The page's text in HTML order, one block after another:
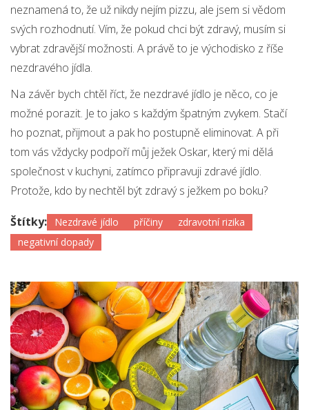
neznamená to, že už nikdy nejím pizzu, ale jsem si vědom
svých rozhodnutí. Vím, že pokud chci být zdravý, musím si
vybrat zdravější možnosti. A právě to je východisko z říše
nezdravého jídla.
Na závěr bych chtěl říct, že nezdravé jídlo je něco, co je
možné porazit. Je to jako s každým špatným zvykem. Stačí
ho poznat, přijmout a pak ho postupně eliminovat. A při
tom vás vždycky podpoří můj ježek Oskar, který mi dělá
společnost v kuchyni, zatímco připravuji zdravé jídlo.
Protože, kdo by nechtěl být zdravý s ježkem po boku?
Štítky: Nezdravé jídlo příčiny
zdravotní rizika
negativní dopady